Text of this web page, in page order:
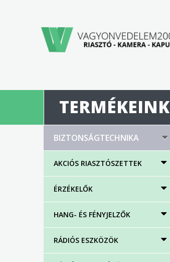
TERMÉKEINK
BIZTONSÁGTECHNIKA
AKCIÓS RIASZTÓSZETTEK
ÉRZÉKELŐK
HANG- ÉS FÉNYJELZŐK
RÁDIÓS ESZKÖZÖK